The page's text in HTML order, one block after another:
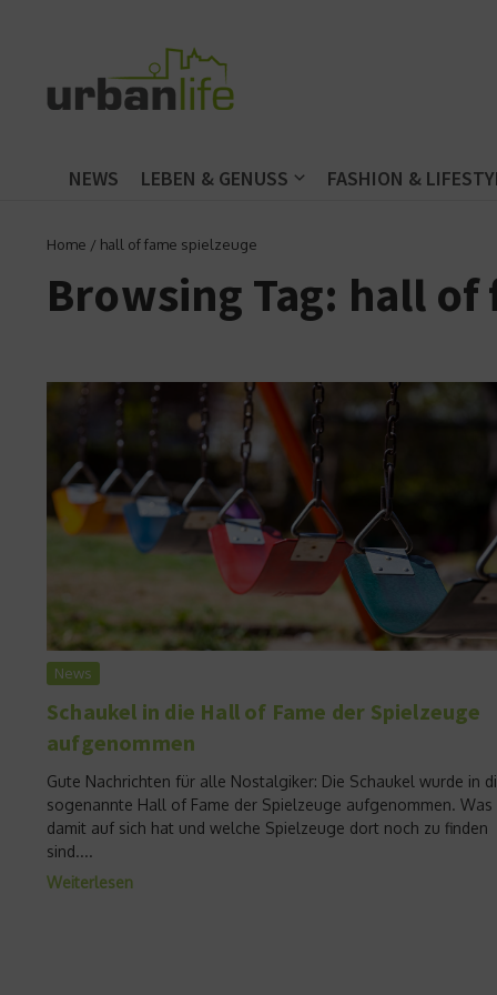
NEWS LEBEN & GENUSS FASHION &
Home / hall of fame spielzeuge
Browsing Tag: hall of
News
Schaukel in die Hall of Fame der Spielzeuge
aufgenommen
Gute Nachrichten für alle Nostalgiker: Die Schaukel wurde in
sogenannte Hall of Fame der Spielzeuge aufgenommen. Was
damit auf sich hat und welche Spielzeuge dort noch zu finden
sind....
Weiterlesen